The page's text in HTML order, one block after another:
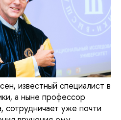
известный специалист в
а ныне профессор
сотрудничает уже почти